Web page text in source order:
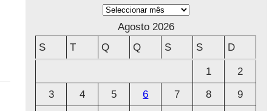
A
q
Agosto 2026
S
T Q Q S S D
1
2
3
4 5 6 7 8
9